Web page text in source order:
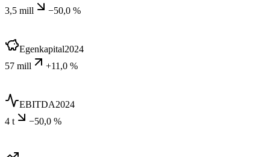
3,5 mill
−50,0 %
Egenkapital2024
57 mill
+11,0 %
EBITDA2024
4 t
−50,0 %